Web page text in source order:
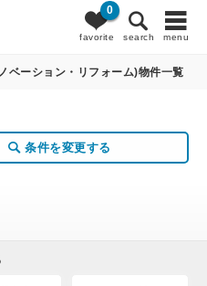
favorite
0
search menu
条件変更
ベーション・リフォーム)物件一覧
条件を変更する